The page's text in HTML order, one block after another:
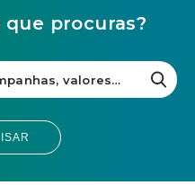
que procuras?